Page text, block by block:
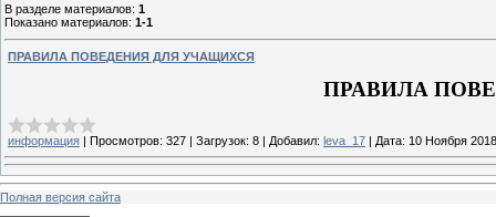
В разделе материалов: 1
Показано материалов: 1-1
ПРАВИЛА ПОВЕДЕНИЯ ДЛЯ УЧАЩИХСЯ
ПРАВИЛА
информация | Просмотров: 327 | Загрузок: 8 | Добавил: leva_17 | Дата: 10 Ноября 2018
Полная версия сайта